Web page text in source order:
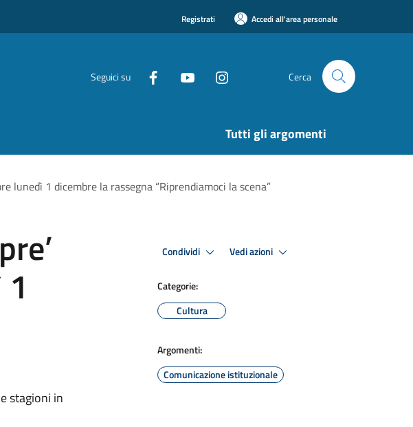
Registrati Accedi all'area personale
Seguici su Cerca
Tutti gli argomenti
lunedì 1 dicembre la rassegna “Riprendiamoci la scena”
stagioni in
Condividi Vedi azioni
Categorie:
Cultura
Argomenti:
Comunicazione istituzionale